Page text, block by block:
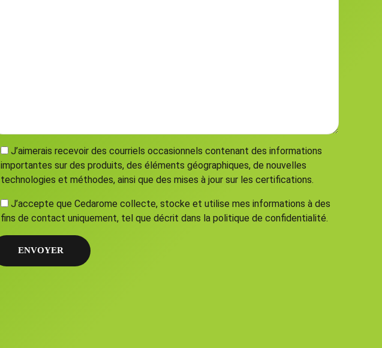
J’aimerais recevoir des courriels occasionnels contenant des informations
importantes sur des produits, des éléments géographiques, de nouvelles
technologies et méthodes, ainsi que des mises à jour sur les certifications.
J’accepte que Cedarome collecte, stocke et utilise mes informations à des
fins de contact uniquement, tel que décrit dans la politique de confidentialité.